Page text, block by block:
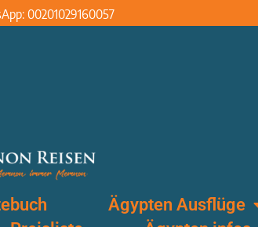
00201029160057
Ägypten Ausflüge